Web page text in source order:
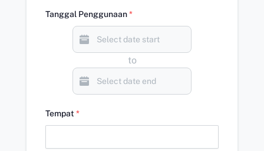
Tanggal Penggunaan*
to
Tempat *